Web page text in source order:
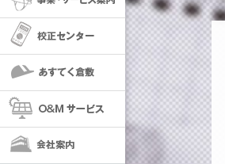
校正センター
あすてく倉敷
O＆Mサービス
会社案内